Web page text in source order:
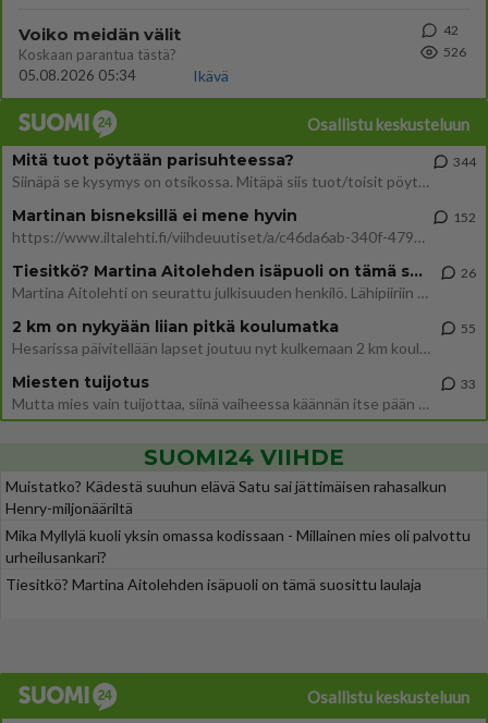
Voiko meidän välit
Koskaan parantua tästä?
05.08.2026 05:34
Ikävä
42
526
Osallistu keskusteluun
Mitä tuot pöytään parisuhteessa?
Siinäpä se kysymys on otsikossa. Mitäpä siis tuot/toisit pöytään parisuhteessa? Oletko mies vai nainen? Koetko sen mitä
344
Martinan bisneksillä ei mene hyvin
https://www.iltalehti.fi/viihdeuutiset/a/c46da6ab-340f-4790-aaa7-0865eed2336 Yrityksen konkurssihakemus on tullut kärä
152
Tiesitkö? Martina Aitolehden isäpuoli on tämä suosittu laulaja
Martina Aitolehti on seurattu julkisuuden henkilö. Lähipiiriin mahtuu muitakin tunnettuja henkilöitä. Tiesitkö, että Ma
26
2 km on nykyään liian pitkä koulumatka
Hesarissa päivitellään lapset joutuu nyt kulkemaan 2 km kouluun jösses. Ruostefillarilla tuo matka menee vaikka miten äk
55
Miesten tuijotus
Mutta mies vain tuijottaa, siinä vaiheessa käännän itse pään pois. Mikä juttu? Yleensä jos joku tuijottaa tai katsoo, hä
33
SUOMI24 VIIHDE
Muistatko? Kädestä suuhun elävä Satu sai jättimäisen rahasalkun
Henry-miljonääriltä
Mika Myllylä kuoli yksin omassa kodissaan - Millainen mies oli palvottu
urheilusankari?
Tiesitkö? Martina Aitolehden isäpuoli on tämä suosittu laulaja
Osallistu keskusteluun